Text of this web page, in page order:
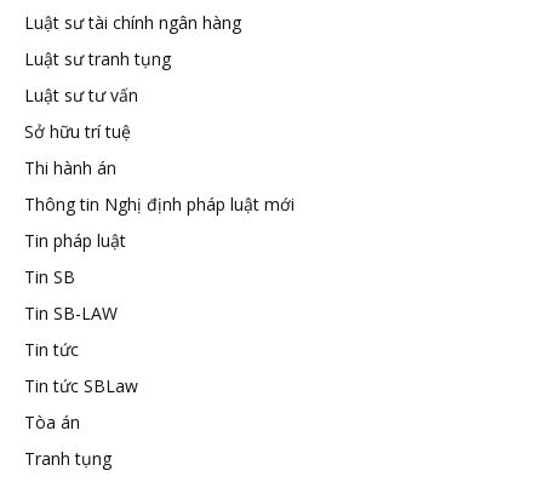
Luật sư tài chính ngân hàng
Luật sư tranh tụng
Luật sư tư vấn
Sở hữu trí tuệ
Thi hành án
Thông tin Nghị định pháp luật mới
Tin pháp luật
Tin SB
Tin SB-LAW
Tin tức
Tin tức SBLaw
Tòa án
Tranh tụng